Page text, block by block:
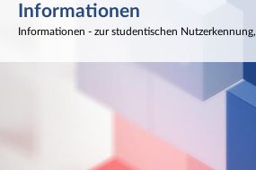
Informationen
Informationen - zur studentischen